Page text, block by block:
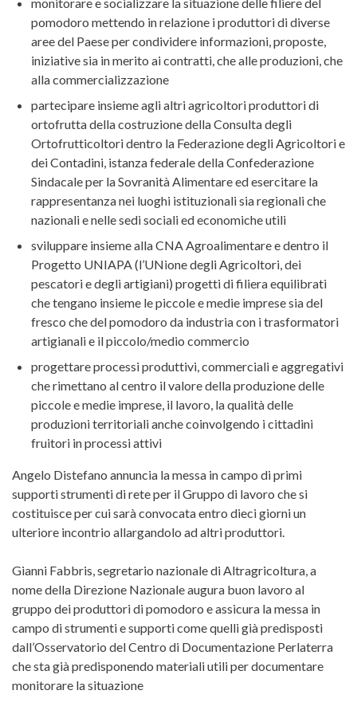
monitorare e socializzare la situazione delle filiere del
pomodoro mettendo in relazione i produttori di diverse
aree del Paese per condividere informazioni, proposte,
iniziative sia in merito ai contratti, che alle produzioni, che
alla commercializzazione
partecipare insieme agli altri agricoltori produttori di
ortofrutta della costruzione della Consulta degli
Ortofrutticoltori dentro la Federazione degli Agricoltori e
dei Contadini, istanza federale della Confederazione
Sindacale per la Sovranità Alimentare ed esercitare la
rappresentanza nei luoghi istituzionali sia regionali che
nazionali e nelle sedi sociali ed economiche utili
sviluppare insieme alla CNA Agroalimentare e dentro il
Progetto UNIAPA (l’UNione degli Agricoltori, dei
pescatori e degli artigiani) progetti di filiera equilibrati
che tengano insieme le piccole e medie imprese sia del
fresco che del pomodoro da industria con i trasformatori
artigianali e il piccolo/medio commercio
progettare processi produttivi, commerciali e aggregativi
che rimettano al centro il valore della produzione delle
piccole e medie imprese, il lavoro, la qualità delle
produzioni territoriali anche coinvolgendo i cittadini
fruitori in processi attivi
Angelo Distefano annuncia la messa in campo di primi
supporti strumenti di rete per il Gruppo di lavoro che si
costituisce per cui sarà convocata entro dieci giorni un
ulteriore incontrio allargandolo ad altri produttori.
Gianni Fabbris, segretario nazionale di Altragricoltura, a
nome della Direzione Nazionale augura buon lavoro al
gruppo dei produttori di pomodoro e assicura la messa in
campo di strumenti e supporti come quelli già predisposti
dall’Osservatorio del Centro di Documentazione Perlaterra
che sta già predisponendo materiali utili per documentare
monitorare la situazione